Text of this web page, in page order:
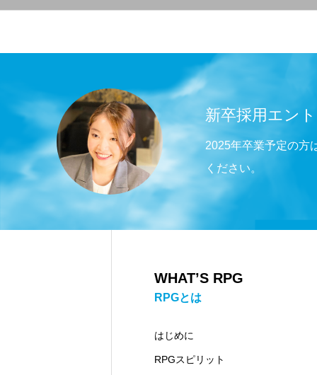
新卒採用エン
2025年卒業予定の方
ください。
WHAT’S RPG
RPGとは
はじめに
RPGスピリット